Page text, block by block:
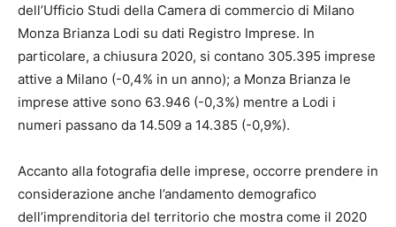
dell’Ufficio Studi della Camera di commercio di Milano
Monza Brianza Lodi su dati Registro Imprese. In
particolare, a chiusura 2020, si contano 305.395 imprese
attive a Milano (-0,4% in un anno); a Monza Brianza le
imprese attive sono 63.946 (-0,3%) mentre a Lodi i
numeri passano da 14.509 a 14.385 (-0,9%).
Accanto alla fotografia delle imprese, occorre prendere in
considerazione anche l’andamento demografico
dell’imprenditoria del territorio che mostra come il 2020